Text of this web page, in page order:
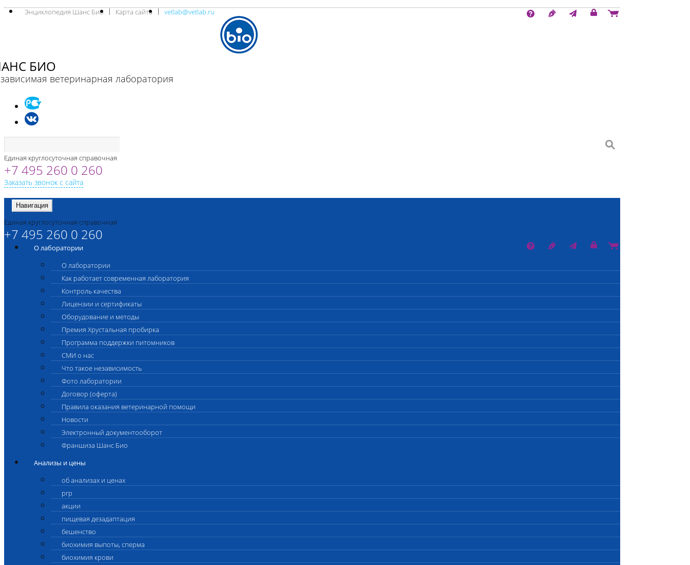
Энциклопедия Шанс Био Карта сайта vetlab@vetlab.ru
БИО
ветеринарная лаборатория
Единая круглосуточная справочная
+7 495 260 0 260
Заказать звонок с сайта
Навигация
Единая круглосуточная справочная
+7 495 260 0 260
О лаборатории
О лаборатории
Как работает современная лаборатория
Контроль качества
Лицензии и сертификаты
Оборудование и методы
Премия Хрустальная пробирка
Программа поддержки питомников
СМИ о нас
Что такое независимость
Фото лаборатории
Договор (оферта)
Правила оказания ветеринарной помощи
Новости
Электронный документооборот
Франшиза Шанс Био
Анализы и цены
об анализах и ценах
prp
акции
пищевая дезадаптация
бешенство
биохимия выпоты, сперма
биохимия крови